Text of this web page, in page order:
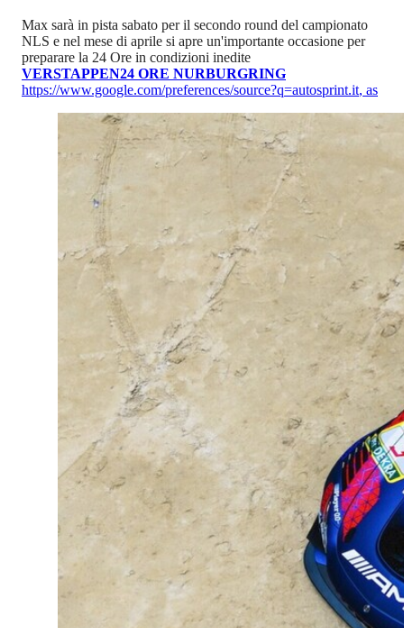
Max sarà in pista sabato per il secondo round del campionato
NLS e nel mese di aprile si apre un'importante occasione per
preparare la 24 Ore in condizioni inedite
VERSTAPPEN24 ORE NURBURGRING
https://www.google.com/preferences/source?q=autosprint.it, as